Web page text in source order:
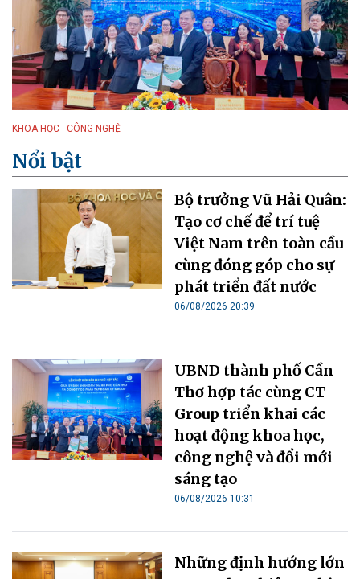
KHOA HỌC - CÔNG NGHỆ
Nổi bật
Bộ trưởng Vũ Hải Quân:
Tạo cơ chế để trí tuệ
Việt Nam trên toàn cầu
cùng đóng góp cho sự
phát triển đất nước
06/08/2026 20:39
UBND thành phố Cần
Thơ hợp tác cùng CT
Group triển khai các
hoạt động khoa học,
công nghệ và đổi mới
sáng tạo
06/08/2026 10:31
Những định hướng lớn